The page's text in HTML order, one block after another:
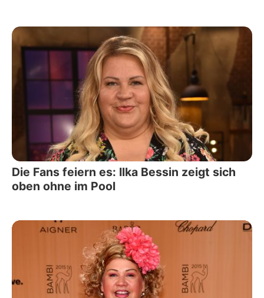
Die Fans feiern es: Ilka Bessin zeigt sich
oben ohne im Pool